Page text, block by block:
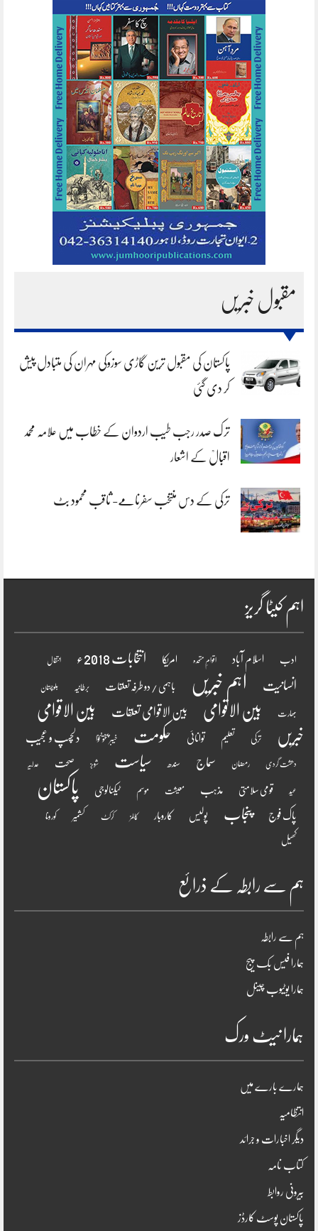
مقبول خبریں
پاکستان کی مقبول ترین گاڑی سوزوکی مہران کی متبادل پیش
کر دی گئی
ترک صدر رجب طیب اردوان کے خطاب میں علامہ محمد
اقبالؒ کے اشعار
ترکی کے دس منتخب سفرنامے- ثاقب محمود بٹ
اہم کیٹا گریز
ادب اسلام آباد اقوامِ متحدہ امریکا انتخابات 2018ء انتقال
انسانیت اہم خبریں باہمی / دو طرفہ تعلقات برطانیہ بلوچستان
بھارت بین الاقوامی بین الاقوامی تعلقات
بین الاقوامی
خبریں
ترکی تعلیم توانائی حکومت خیبر پختونخوا دلچسپ و عجیب
دھشت گردی رمضان سماج سندھ سیاست شوبز صحت عدلیہ
عید قومی سلامتی مذہب معیشت موسم ٹیکنالوجی پاکستان
پاک فوج پنجاب پولیس کاروبار کالمز کرکٹ کشمیر کورونا
کھیل
ہم سے رابطہ کے ذرائع
ہم سے رابطہ
ہمارا فیس بک پیج
ہمارا یوٹیوب چینل
ہمارا نیٹ ورک
ہمارے بارے میں
انتظامیہ
دیگر اخبارات و جرائد
کتاب نامہ
بیرونی روابط
پاکستان پوسٹ کارڈز